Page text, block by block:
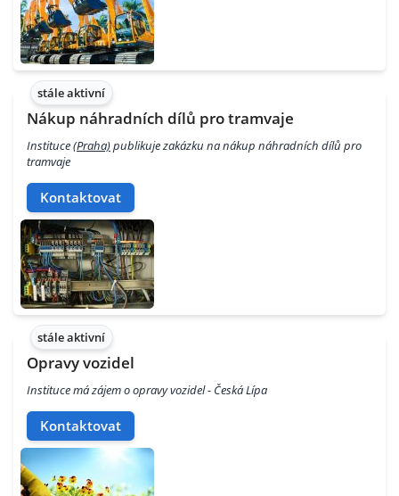
stále aktivní
Nákup náhradních dílů pro tramvaje
Instituce(Praha)publikuje zakázku na nákup náhradních dílů pro
tramvaje
Kontaktovat
stále aktivní
Opravy vozidel
Instituce má zájem o opravy vozidel - Česká Lípa
Kontaktovat